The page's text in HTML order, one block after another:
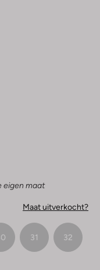
eigen maat
Maat uitverkocht?
31 32